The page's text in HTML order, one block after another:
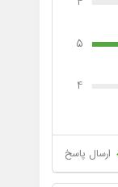
5
4
ارسال پاسخ